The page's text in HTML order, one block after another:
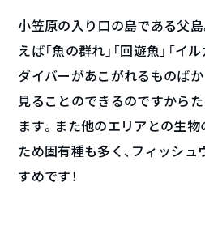
小笠原の入り口の島である父
えば「魚の群れ」「回遊魚」「イル
ダイバーがあこがれるものばか
見ることのできるのですから
ます。また他のエリアとの生
ため固有種も多く、フィッシ
すめです！